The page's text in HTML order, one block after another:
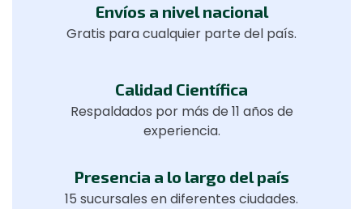
Envíos a nivel nacional
Gratis para cualquier parte del país.
Calidad Científica
Respaldados por más de 11 años de
experiencia.
Presencia a lo largo del país
15 sucursales en diferentes ciudades.